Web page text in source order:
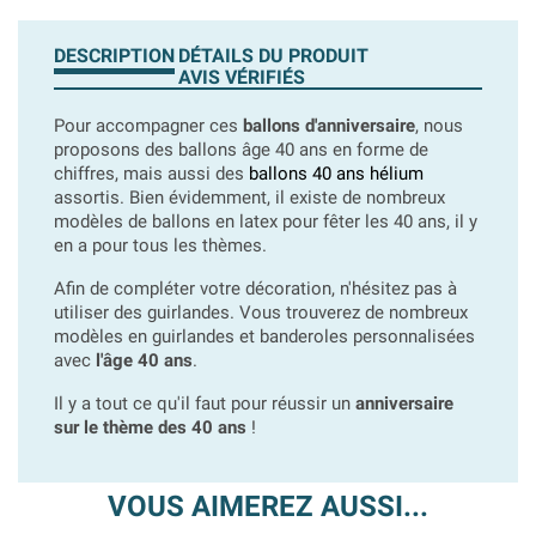
DESCRIPTION DÉTAILS DU PRODUIT
AVIS VÉRIFIÉS
Pour accompagner ces ballons d'anniversaire, nous
proposons des ballons âge 40 ans en forme de
chiffres, mais aussi des ballons 40 ans hélium
assortis. Bien évidemment, il existe de nombreux
modèles de ballons en latex pour fêter les 40 ans, il y
en a pour tous les thèmes.
Afin de compléter votre décoration, n'hésitez pas à
utiliser des guirlandes. Vous trouverez de nombreux
modèles en guirlandes et banderoles personnalisées
avec l'âge 40 ans.
Il y a tout ce qu'il faut pour réussir un anniversaire
sur le thème des 40 ans !
VOUS AIMEREZ AUSSI...